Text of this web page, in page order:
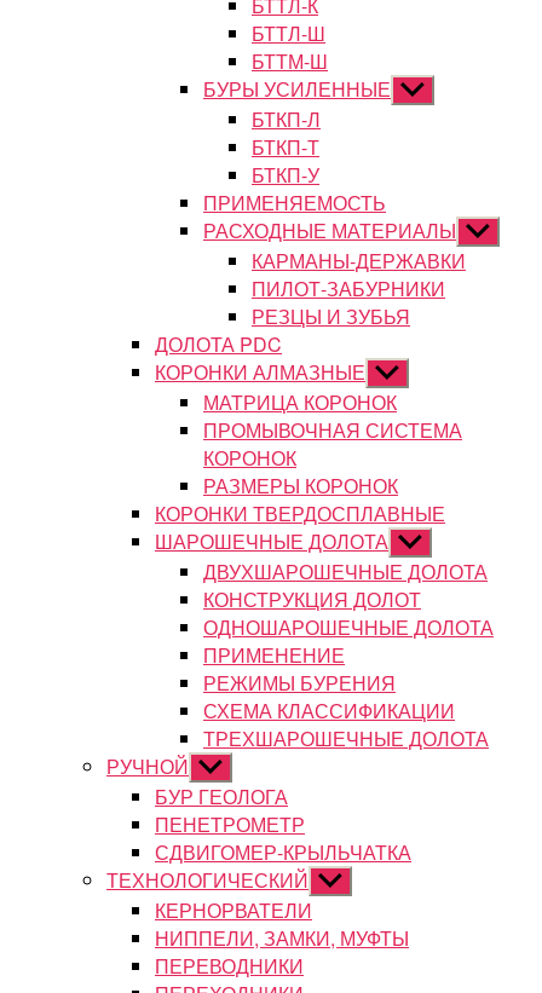
БТТЛ-Ш
БТТМ-Ш
БУРЫ УСИЛЕННЫЕ Показывать
подменю
БТКП-Л
БТКП-Т
БТКП-У
ПРИМЕНЯЕМОСТЬ
РАСХОДНЫЕ МАТЕРИАЛЫ
подменю
КАРМАНЫ-ДЕРЖАВКИ
ПИЛОТ-ЗАБУРНИКИ
РЕЗЦЫ И ЗУБЬЯ
ДОЛОТА PDC
КОРОНКИ АЛМАЗНЫЕ Показывать
подменю
МАТРИЦА КОРОНОК
ПРОМЫВОЧНАЯ СИСТЕМА
КОРОНОК
РАЗМЕРЫ КОРОНОК
КОРОНКИ ТВЕРДОСПЛАВНЫЕ
ШАРОШЕЧНЫЕ ДОЛОТА Показывать
подменю
ДВУХШАРОШЕЧНЫЕ ДОЛОТА
КОНСТРУКЦИЯ ДОЛОТ
ОДНОШАРОШЕЧНЫЕ ДОЛОТА
ПРИМЕНЕНИЕ
РЕЖИМЫ БУРЕНИЯ
СХЕМА КЛАССИФИКАЦИИ
ТРЕХШАРОШЕЧНЫЕ ДОЛОТА
РУЧНОЙ Показывать
подменю
БУР ГЕОЛОГА
ПЕНЕТРОМЕТР
СДВИГОМЕР-КРЫЛЬЧАТКА
ТЕХНОЛОГИЧЕСКИЙ Показывать
подменю
КЕРНОРВАТЕЛИ
НИППЕЛИ, ЗАМКИ, МУФТЫ
ПЕРЕВОДНИКИ